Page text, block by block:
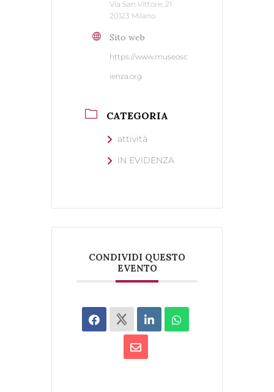
Via San Vittore, 21
20123 Milano
Sito web
https://www.museosc
ienza.org
CATEGORIA
attività
IN EVIDENZA
CONDIVIDI QUESTO
EVENTO